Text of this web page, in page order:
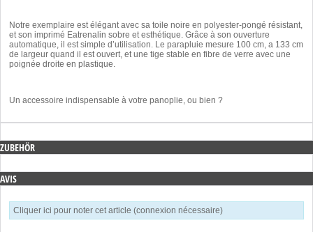
Notre exemplaire est élégant avec sa toile noire en polyester-pongé résistant,
et son imprimé Eatrenalin sobre et esthétique. Grâce à son ouverture
automatique, il est simple d’utilisation. Le parapluie mesure 100 cm, a 133 cm
de largeur quand il est ouvert, et une tige stable en fibre de verre avec une
poignée droite en plastique.
Un accessoire indispensable à votre panoplie, ou bien ?
ZUBEHÖR
AVIS
Cliquer ici pour noter cet article (connexion nécessaire)